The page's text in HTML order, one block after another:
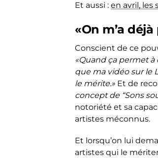
Et aussi : en avril, les
«On m’a
Conscient de ce
«Quand ça permet à
que ma vidéo sur le
le mérite.» Et de
concept de “Sons
notoriété et sa
artistes méconnus.
Et lorsqu’on lui
artistes qui le